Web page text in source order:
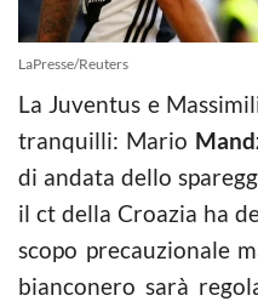
LaPresse/Reuters
La Juventus e
tranquilli: Mario
di andata dello
il ct della Croazia ha
scopo precauzionale
bianconero sarà